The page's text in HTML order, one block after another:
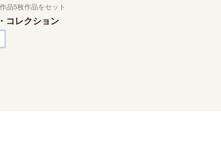
品5枚作品をセット
コレクション